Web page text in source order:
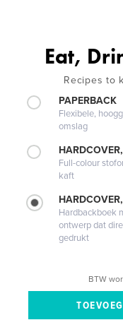
Eat,
Recipes to
PAPERBACK
Flexibele,
omslag
Full-colour
kaft
Hardbackboek
ontwerp dat
gedrukt
BTW